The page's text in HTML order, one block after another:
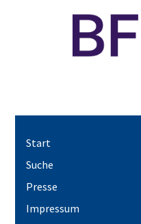
Start
Suche
Presse
Impressum